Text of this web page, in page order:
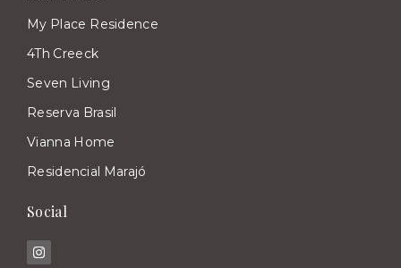
My Place Residence
4Th Creeck
Seven Living
Reserva Brasil
Vianna Home
Residencial Marajó
Social